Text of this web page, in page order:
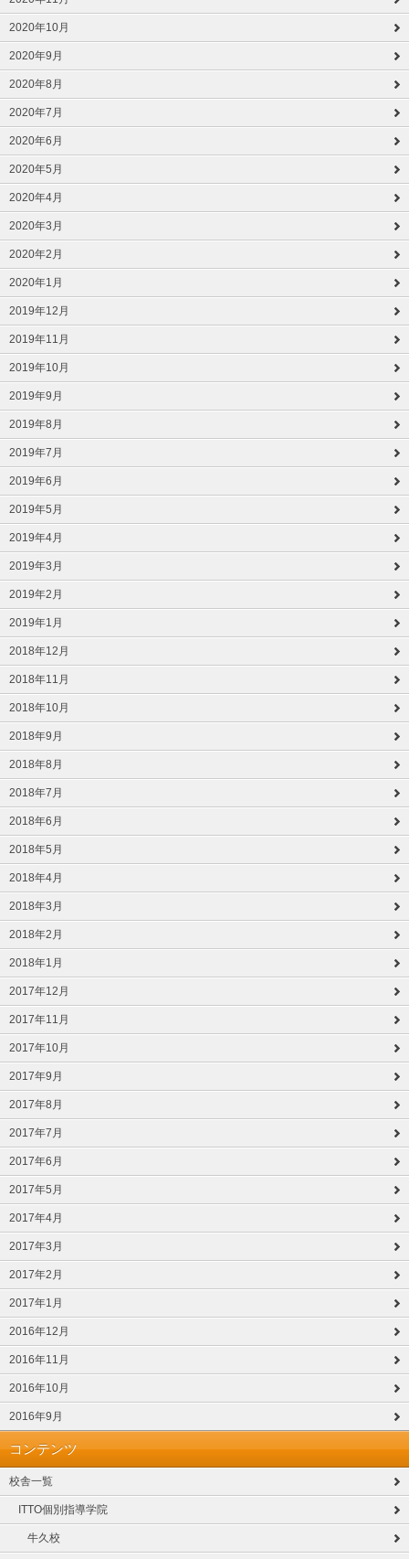
2020年10月
2020年9月
2020年8月
2020年7月
2020年6月
2020年5月
2020年4月
2020年3月
2020年2月
2020年1月
2019年12月
2019年11月
2019年10月
2019年9月
2019年8月
2019年7月
2019年6月
2019年5月
2019年4月
2019年3月
2019年2月
2019年1月
2018年12月
2018年11月
2018年10月
2018年9月
2018年8月
2018年7月
2018年6月
2018年5月
2018年4月
2018年3月
2018年2月
2018年1月
2017年12月
2017年11月
2017年10月
2017年9月
2017年8月
2017年7月
2017年6月
2017年5月
2017年4月
2017年3月
2017年2月
2017年1月
2016年12月
2016年11月
2016年10月
2016年9月
コンテンツ
校舎一覧
ITTO個別指導学院
牛久校